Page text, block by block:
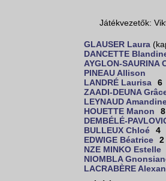
Játékvezetők:
GLAUSER Laura
DANCETTE
AYGLON-SAURINA
PINEAU Allison
LANDRÉ Laurisa
6
ZAADI-DEUNA
LEYNAUD
HOUETTE Manon
DEMBÉLÉ-
BULLEUX Chloé
4
EDWIGE Béatrice
2
NZE MINKO Estelle
NIOMBLA
LACRABÈRE